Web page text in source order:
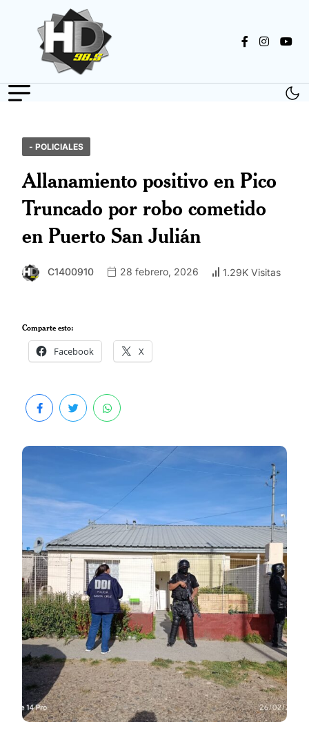
- POLICIALES
Allanamiento positivo en Pico
Truncado por robo cometido
en Puerto San Julián
C1400910 28 febrero, 2026 1.29K Visitas
Comparte esto:
Facebook X